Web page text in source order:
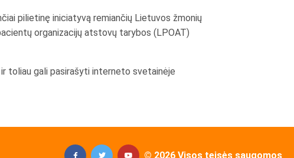
pilietinę iniciatyvą remiančių Lietuvos žmonių
organizacijų atstovų tarybos (LPOAT)
toliau gali pasirašyti interneto svetainėje
© 2026 Visos teisės saugomos